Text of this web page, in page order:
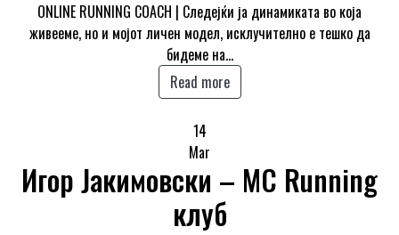
ONLINE RUNNING COACH | Следејќи ја динамиката во која
живееме, но и мојот личен модел, исклучително е тешко да
бидеме на…
Read more
14
Mar
Игор Јакимовски – MC Running
клуб